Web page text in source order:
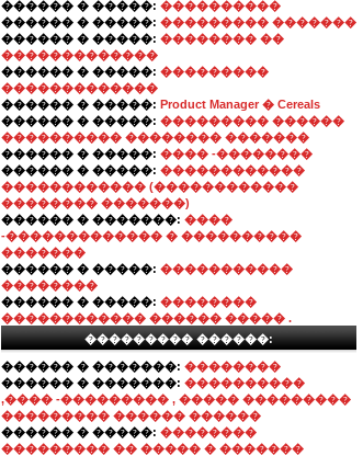
������ � �����: ����������
������ � �����: ��������� �������
������ � �����: �������� ��
�������������
������ � �����: ���������
�������������
������ � �����: Product Manager � Cereals
������ � �����: ��������� ������
���������� �������� �������
������ � �����: ���� -��������
������ � �����: ������������
������������ (������������
�������� �������)
������ � �������: ����
-������������� � ����������
�������
������ � �����: �����������
��������
������ � �����: ��������
������������ ������ ����� .
��������� ������:
������ � �������: ��������
������ � �������: ����������
,���� -��������� , ����� ���������
��������� ������ ������
������ � �����: ��������
��������� �� ����� � �������